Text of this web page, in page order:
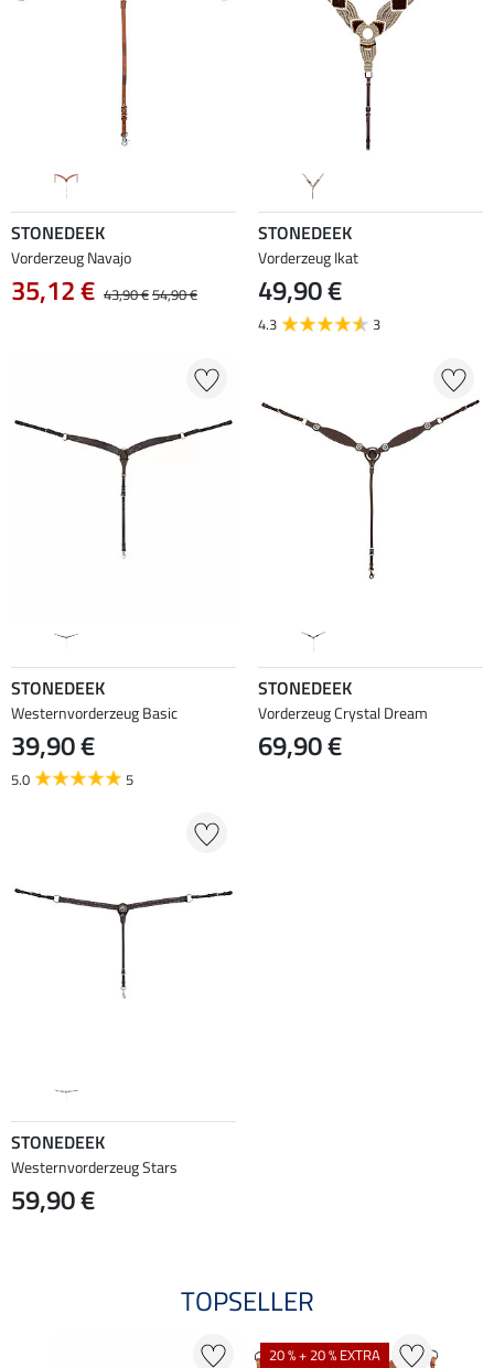
STONEDEEK
Vorderzeug Navajo
35,12 € 43,90 €54,90 €
STONEDEEK
Vorderzeug Ikat
49,90 €
4.3 3
STONEDEEK
Westernvorderzeug Basic
39,90 €
5.0 5
STONEDEEK
Vorderzeug Crystal Dream
69,90 €
STONEDEEK
Westernvorderzeug Stars
59,90 €
TOPSELLER
20 % + 20 % EXTRA